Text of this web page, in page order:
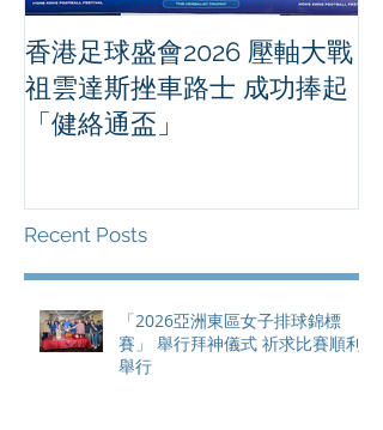
香港足球盛會2026 壓軸大戰
祖雲達斯挫車路士 成功捧起
「健絡通盃」
Recent Posts
「2026亞洲東區女子排球錦標
賽」 舉行拜神儀式 祈求比賽順利
舉行